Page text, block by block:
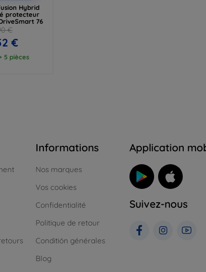
Hybrid
protecteur
76
€
€
5 pièces
Informations
Nos marques
Vos cookies
Confidentialité
Politique de retour
Conditión générales
Blog
Application
Suivez-nous